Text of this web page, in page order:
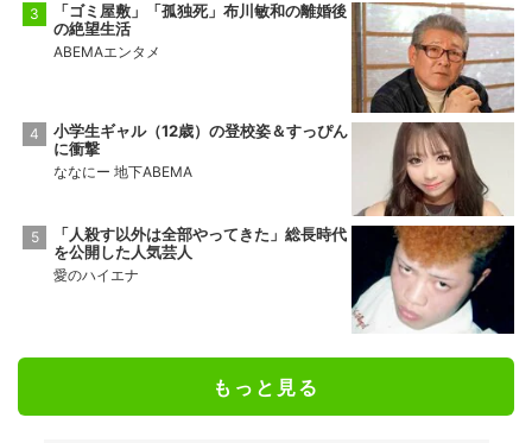
「ゴミ屋敷」「孤独死」布川敏和の離婚後
の絶望生活
ABEMAエンタメ
小学生ギャル（12歳）の登校姿＆すっぴん
に衝撃
ななにー 地下ABEMA
「人殺す以外は全部やってきた」総長時代
を公開した人気芸人
愛のハイエナ
もっと見る